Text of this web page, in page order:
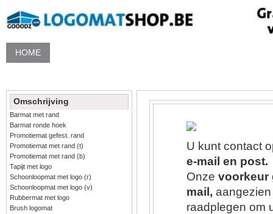
HOME
Omschrijving
Barmat met rand
Barmat ronde hoek
Promotiemat gefest. rand
Promotiemat met rand (t)
Promotiemat met rand (b)
Tapijt met logo
Schoonloopmat met logo (r)
Schoonloopmat met logo (v)
Rubbermat met logo
Brush logomat
U kunt contact
e-mail en post.
Onzevoorkeur
mail,
raadplegen om